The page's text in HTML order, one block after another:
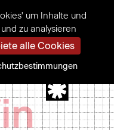
um Inhalte und
zu analysieren
alle Cookies